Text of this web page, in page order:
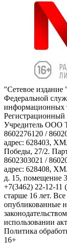
"Сетевое
Федеральной
информационных
Учредитель ООО
8602276120 /
адрес: 628403,
Победы, 27/2.
8602303021 /
адрес: 628408,
д. 15, помещение
+7(3462) 22-12-11
старше 16 лет.
опубликованные
использовании
Политика
16+